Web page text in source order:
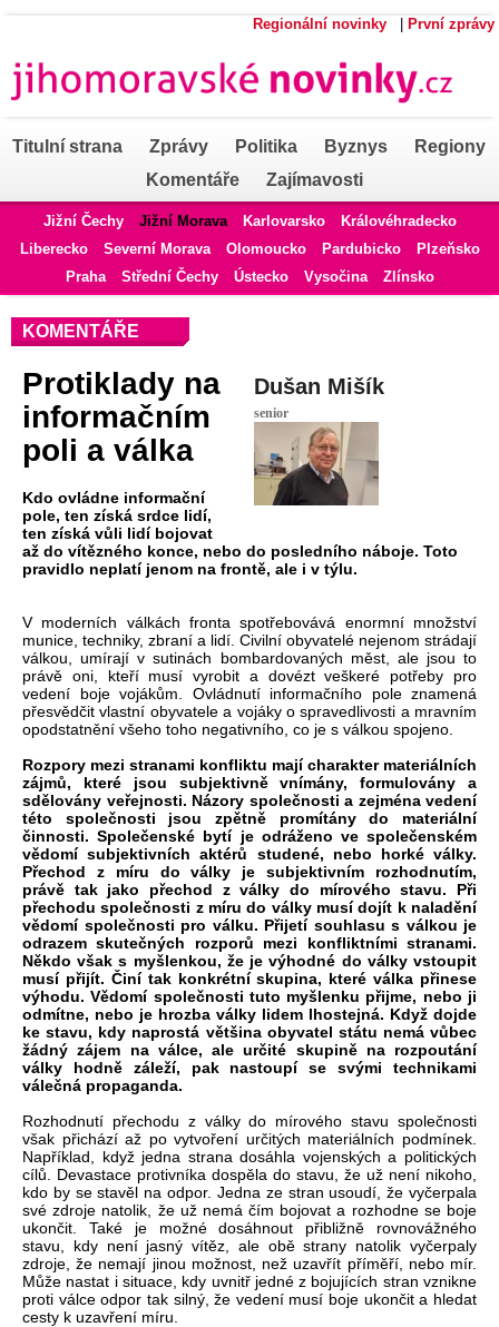
Regionální novinky První zprávy
Titulní strana Zprávy Politika Byznys
Regiony
Komentáře
Zajímavosti
Jižní Čechy Jižní Morava Karlovarsko
Královéhradecko
Liberecko
Severní Morava Olomoucko Pardubicko
Plzeňsko
Praha
Střední Čechy Ústecko Vysočina Zlínsko
KOMENTÁŘE
Dušan Mišík
senior
Protiklady na
informačním
poli a válka
Kdo ovládne informační
pole, ten získá srdce lidí,
ten získá vůli lidí bojovat
až do vítězného konce, nebo do posledního náboje. Toto
pravidlo neplatí jenom na frontě, ale i v týlu.
V moderních válkách fronta spotřebovává enormní množství
munice, techniky, zbraní a lidí. Civilní obyvatelé nejenom strádají
válkou, umírají v sutinách bombardovaných měst, ale jsou to
právě oni, kteří musí vyrobit a dovézt veškeré potřeby pro
vedení boje vojákům. Ovládnutí informačního pole znamená
přesvědčit vlastní obyvatele a vojáky o spravedlivosti a mravním
opodstatnění všeho toho negativního, co je s válkou spojeno.
Rozpory mezi stranami konfliktu mají charakter materiálních
zájmů, které jsou subjektivně vnímány, formulovány a
sdělovány veřejnosti. Názory společnosti a zejména vedení
této společnosti jsou zpětně promítány do materiální
činnosti. Společenské bytí je odráženo ve společenském
vědomí subjektivních aktérů studené, nebo horké války.
Přechod z míru do války je subjektivním rozhodnutím,
právě tak jako přechod z války do mírového stavu. Při
přechodu společnosti z míru do války musí dojít k naladění
vědomí společnosti pro válku. Přijetí souhlasu s válkou je
odrazem skutečných rozporů mezi konfliktními stranami.
Někdo však s myšlenkou, že je výhodné do války vstoupit
musí přijít. Činí tak konkrétní skupina, které válka přinese
výhodu. Vědomí společnosti tuto myšlenku přijme, nebo ji
odmítne, nebo je hrozba války lidem lhostejná. Když dojde
ke stavu, kdy naprostá většina obyvatel státu nemá vůbec
žádný zájem na válce, ale určité skupině na rozpoutání
války hodně záleží, pak nastoupí se svými technikami
válečná propaganda.
Rozhodnutí přechodu z války do mírového stavu společnosti
však přichází až po vytvoření určitých materiálních podmínek.
Například, když jedna strana dosáhla vojenských a politických
cílů. Devastace protivníka dospěla do stavu, že už není nikoho,
kdo by se stavěl na odpor. Jedna ze stran usoudí, že vyčerpala
své zdroje natolik, že už nemá čím bojovat a rozhodne se boje
ukončit. Také je možné dosáhnout přibližně rovnovážného
stavu, kdy není jasný vítěz, ale obě strany natolik vyčerpaly
zdroje, že nemají jinou možnost, než uzavřít příměří, nebo mír.
Může nastat i situace, kdy uvnitř jedné z bojujících stran vznikne
proti válce odpor tak silný, že vedení musí boje ukončit a hledat
cesty k uzavření míru.